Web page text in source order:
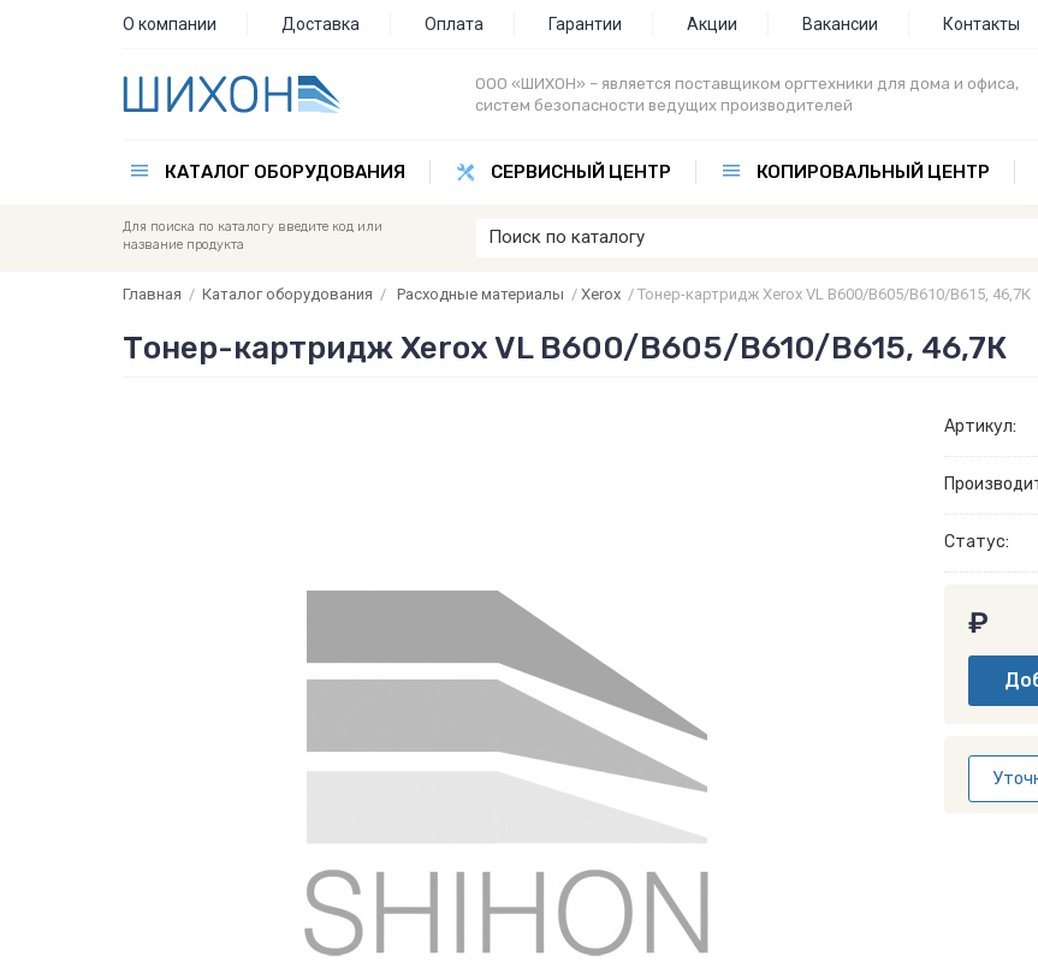
О компании Доставка Оплата Гарантии Акции Вакансии Контакты
ООО «ШИХОН» – является поставщиком оргтехники для дома и офиса,
систем безопасности ведущих производителей
КАТАЛОГ ОБОРУДОВАНИЯ СЕРВИСНЫЙ ЦЕНТР КОПИРОВАЛЬНЫЙ ЦЕНТР
Для поиска по каталогу введите код или
название продукта
Главная / Каталог оборудования / Расходные материалы / Xerox / Тонер-картридж Xerox VL B600/B605/B610/B615, 46,7К
Тонер-картридж Xerox VL B600/B605/B610/B615, 46,7К
Артикул:
Статус:
₽